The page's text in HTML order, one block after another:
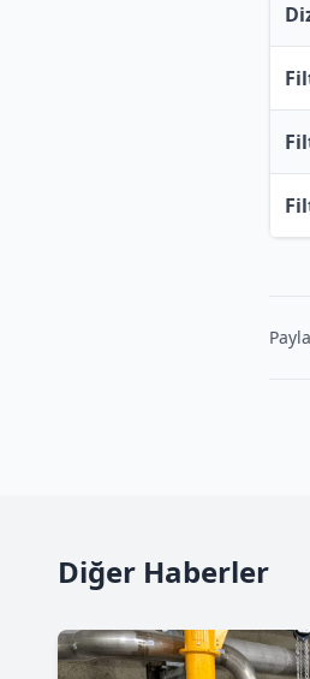
Diğer Haberler